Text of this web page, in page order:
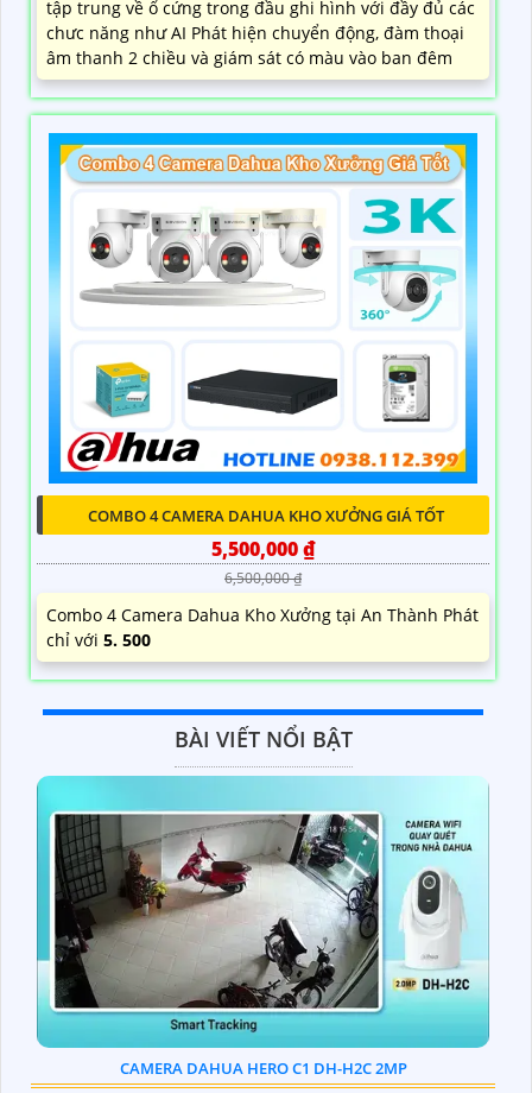
tập trung về ổ cứng trong đầu ghi hình với đầy đủ các
chưc năng như AI Phát hiện chuyển động, đàm thoại
âm thanh 2 chiều và giám sát có màu vào ban đêm
COMBO 4 CAMERA DAHUA KHO XƯỞNG GIÁ TỐT
5,500,000 ₫
6,500,000 ₫
Combo 4 Camera Dahua Kho Xưởng tại An Thành Phát
chỉ với 5. 500
BÀI VIẾT NỔI BẬT
CAMERA DAHUA HERO C1 DH-H2C 2MP